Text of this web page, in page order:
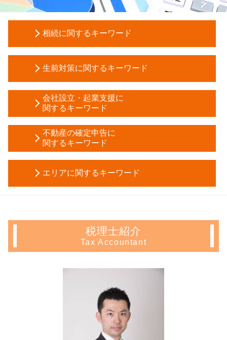
相続に関するキーワード
遺産分割協議 期限
自筆証書遺言 無効
相続税 税務調査
所有権移転登記 費用 相場
所有権移転登記 必要書類
相続 放棄
法定相続分 とは
相続人 調査 費用
生命保険 相続税基礎控除
小規模宅地等の特例 相続税
生前対策に関するキーワード
法定後見制度 とは
生前贈与 非課税
相続時精算課税制度 デメリット
成年後見人 申請
被後見人 とは
成年 後見人 申立人
成年後見制度 デメリット
会社設立・起業支援に
関するキーワード
株式会社 設立 メリット
資本金 仕訳
個人事業主 法人化 目安
電子 定款 認証
会社設立後 手続き
不動産の確定申告に
関するキーワード
マンション 売却 確定申告
サラリーマン 家賃 収入 確定申告
住宅ローン控除 条件
長期 譲渡所得
住宅ローン 控除 年末調整
相続 不動産 売却 確定申告
エリアに関するキーワード
起業支援 千葉県 会計士
起業支援 神奈川県 税理士
生前対策 神奈川県 会計士
不動産 確定申告 神奈川県 相談
不動産 確定申告 中野区 会計士
起業支援 神奈川県 会計士
税理士紹介
Tax Accountant